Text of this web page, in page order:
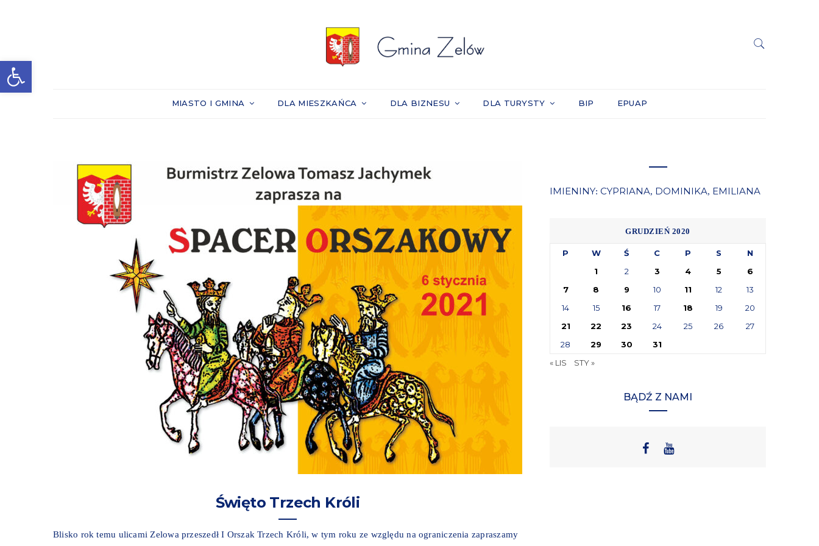
Otwórz pasek narzędzi
MIASTO I GMINA DLA MIESZKAŃCA DLA BIZNESU DLA TURYSTY BIP EPUAP
Święto Trzech Króli
Blisko rok temu ulicami Zelowa przeszedł I Orszak Trzech Króli, w tym roku ze względu na ograniczenia zapraszamy
IMIENINY: CYPRIANA, DOMINIKA, EMILIANA
GRUDZIEŃ 2020
P W Ś C P S
N
1
2 3 4 5
6
7
8 9 10 11 12
13
14
15 16 17 18 19
20
21
22 23 24 25 26
27
28
29 30
31
« LIS
STY »
BĄDŹ Z NAMI